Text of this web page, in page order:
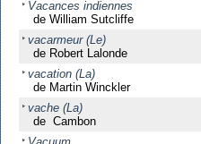
Vacances indiennes
de William Sutcliffe
vacarmeur (Le)
de Robert Lalonde
vacation (La)
de Martin Winckler
vache (La)
de Cambon